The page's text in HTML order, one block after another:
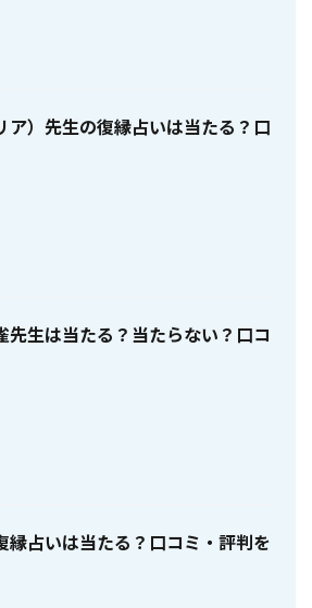
ア）先生の復縁占いは当たる？口
先生は当たる？当たらない？口コ
縁占いは当たる？口コミ・評判を